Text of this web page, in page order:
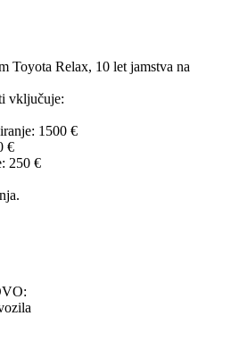
Toyota Relax, 10 let jamstva na
vključuje:
1500 €
€
250 €